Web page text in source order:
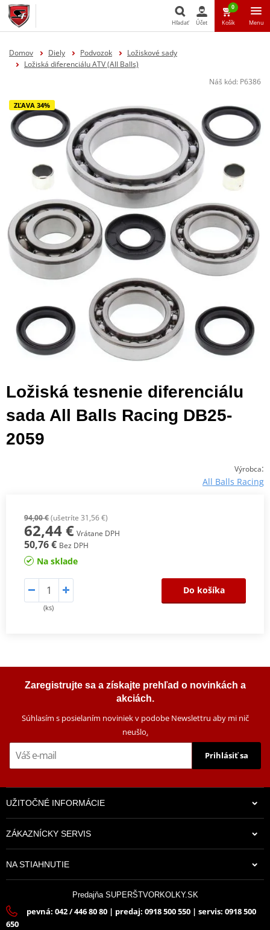
Hľadať Účet
0
Košík Menu
Domov Diely Podvozok
Ložiskové sady
Ložiská diferenciálu ATV (All Balls)
Náš kód: P6386
ZĽAVA 34%
Ložiská tesnenie diferenciálu
sada All Balls Racing DB25-
2059
Výrobca:
All Balls Racing
94,00 €(ušetríte 31,56 €)
62,44 € Vrátane DPH
50,76 € Bez DPH
Na sklade
(ks)
Do košíka
Zaregistrujte sa a získajte prehľad o novinkách a
akciách.
Súhlasím s posielaním noviniek v podobe Newslettru aby mi nič
neušlo.
Prihlásiť sa
UŽITOČNÉ INFORMÁCIE
ZÁKAZNÍCKY SERVIS
NA STIAHNUTIE
Predajňa SUPERŠTVORKOLKY.SK
pevná: 042 / 446 80 80 | predaj: 0918 500 550 | servis: 0918 500
650